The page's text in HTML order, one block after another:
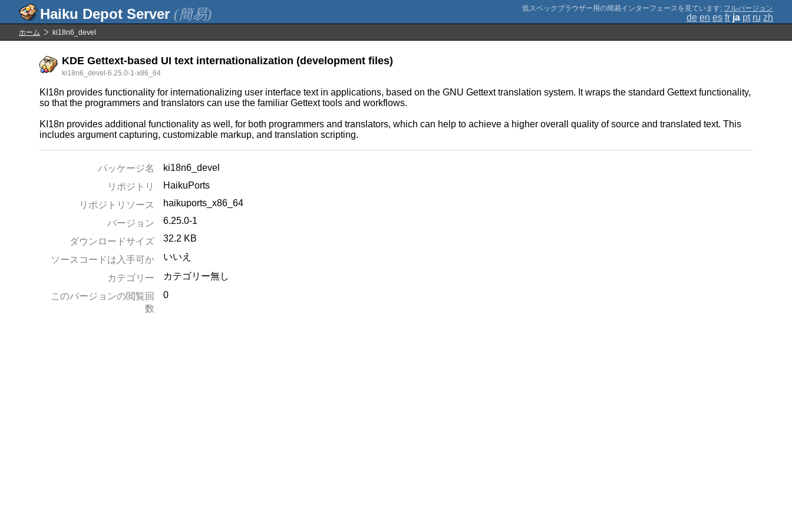
(簡易) ; フルバージョン
de en es fr ja pt ru zh
ホーム ki18n6_devel
KDE Gettext-based UI text internationalization (development files)
ki18n6_devel-6.25.0-1-x86_64
KI18n provides functionality for internationalizing user interface text in applications, based on the GNU Gettext translation system. It wraps the standard Gettext functionality,
so that the programmers and translators can use the familiar Gettext tools and workflows.
KI18n provides additional functionality as well, for both programmers and translators, which can help to achieve a higher overall quality of source and translated text. This
includes argument capturing, customizable markup, and translation scripting.
パッケージ名
ki18n6_devel
リポジトリ
HaikuPorts
リポジトリソース
haikuports_x86_64
バージョン
6.25.0-1
ダウンロードサイズ 32.2 KB
ソースコードは入手可か いいえ
カテゴリー
カテゴリー無し
このバージョンの閲覧回
数
0